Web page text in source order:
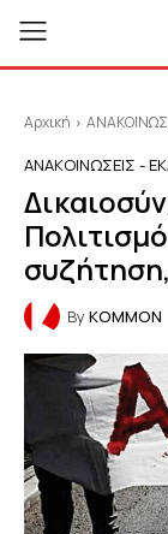
Αρχική
ΑΝΑΚΟΙΝΩΣΕΙΣ -
ByKOMMON